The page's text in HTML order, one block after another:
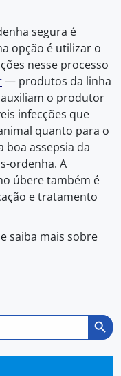
segura é
opção é utilizar o
nesse processo
— produtos da linha
o produtor
infecções que
quanto para o
assepsia da
ordenha. A
úbere também é
e tratamento
saiba mais sobre
Search